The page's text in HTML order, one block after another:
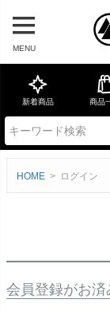
MENU
新着商品 商品
HOME ログイン
会員登録がお済